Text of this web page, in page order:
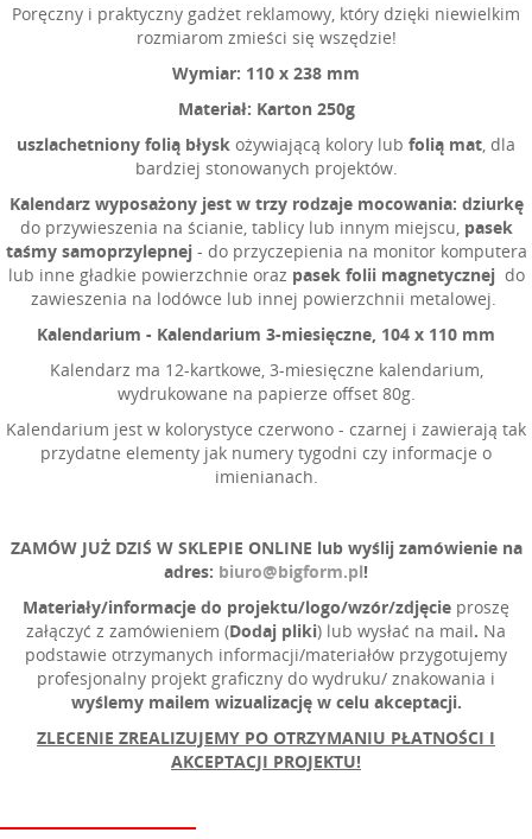
Poręczny i praktyczny gadżet reklamowy, który dzięki niewielkim
rozmiarom zmieści się wszędzie!
Wymiar: 110 x 238 mm
Materiał: Karton 250g
uszlachetniony folią błysk ożywiającą kolory lub folią mat, dla
bardziej stonowanych projektów.
Kalendarz wyposażony jest w trzy rodzaje mocowania: dziurkę
do przywieszenia na ścianie, tablicy lub innym miejscu,pasek
taśmy samoprzylepnej- do przyczepienia na monitor komputera
lub inne gładkie powierzchnie oraz pasek folii magnetycznej do
zawieszenia na lodówce lub innej powierzchnii metalowej.
Kalendarium - Kalendarium 3-miesięczne, 104 x 110 mm
Kalendarz ma 12-kartkowe, 3-miesięczne kalendarium,
wydrukowane na papierze offset 80g.
Kalendarium jest w kolorystyce czerwono - czarnej i zawierają tak
przydatne elementy jak numery tygodni czy informacje o
imienianach.
ZAMÓW JUŻ DZIŚ W SKLEPIE ONLINE lub wyślij zamówienie na
adres: biuro@bigform.pl!
Materiały/informacje do projektu/logo/wzór/zdjęcie proszę
załączyć z zamówieniem (Dodaj pliki) lub wysłać na mail. Na
podstawie otrzymanych informacji/materiałów przygotujemy
profesjonalny projekt graficzny do wydruku/ znakowania i
wyślemy mailem wizualizację w celu akceptacji.
ZLECENIE ZREALIZUJEMY PO OTRZYMANIU PŁATNOŚCI I
AKCEPTACJI PROJEKTU!